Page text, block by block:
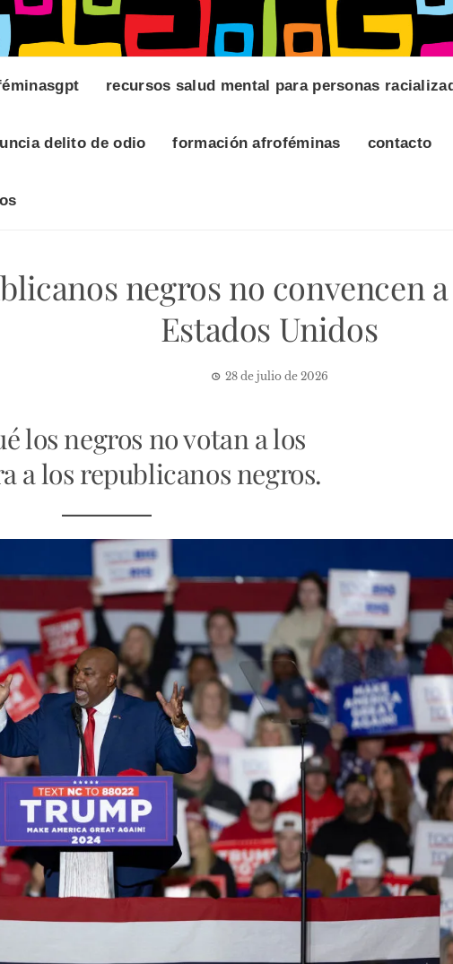
recursos salud mental para personas
delito de odio formación afroféminas contacto
negros no convencen
Estados Unidos
28 de julio de 2026
los negros no votan a los
a los republicanos negros.